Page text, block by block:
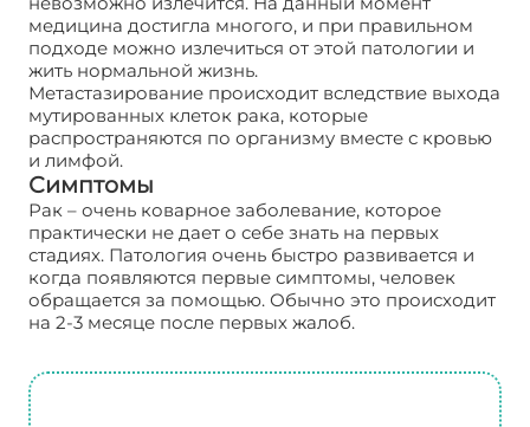
медицина достигла многого, и при правильном
подходе можно излечиться от этой патологии и
жить нормальной жизнь.
Метастазирование происходит вследствие выхода
мутированных клеток рака, которые
распространяются по организму вместе с кровью
и лимфой.
Симптомы
Рак – очень коварное заболевание, которое
практически не дает о себе знать на первых
стадиях. Патология очень быстро развивается и
когда появляются первые симптомы, человек
обращается за помощью. Обычно это происходит
на 2-3 месяце после первых жалоб.